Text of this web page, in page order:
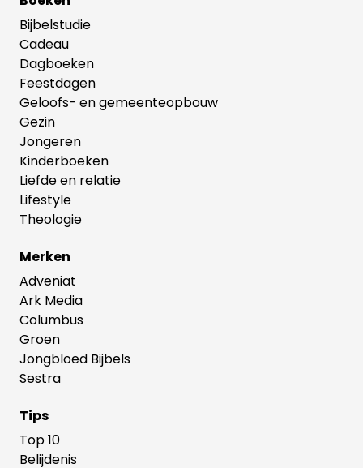
modern, nieuw omslag gekregen: dezelfde tijdloze
en verdiepende inhoud in een fris, nieuw jasje.
Bijbelstudie
Cadeau
Dagboeken
Feestdagen
Geloofs- en gemeenteopbouw
Gezin
Jongeren
Kinderboeken
Liefde en relatie
Lifestyle
Theologie
Merken
Adveniat
Ark Media
Columbus
Groen
Jongbloed Bijbels
Sestra
Tips
Top 10
Belijdenis